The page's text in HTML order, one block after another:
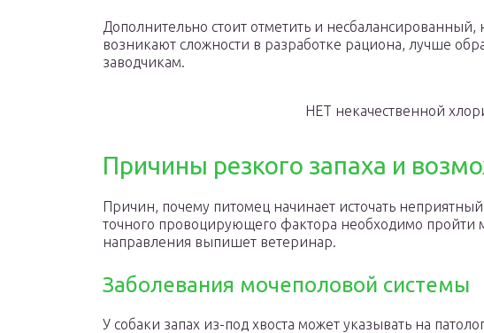
Дополнительно стоит отметить и
возникают сложности в разработке рациона, лучше
заводчикам.
НЕТ некачественной
Причины резкого запаха и
Причин, почему питомец начинает источать
точного провоцирующего фактора необходимо
направления выпишет ветеринар.
Заболевания мочеполовой системы
У собаки запах из-под хвоста может указывать на